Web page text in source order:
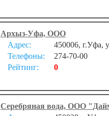
Архыз-Уфа, ООО
Адрес:
450006, г.Уфа,
Телефоны:
274-70-00
Рейтинг:
0
Серебряная вода, ООО